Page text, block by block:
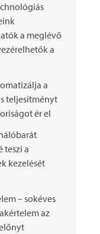
a meglévő
a
a
teljesítményt
ér el
teszi a
kezelését
– sokéves
az